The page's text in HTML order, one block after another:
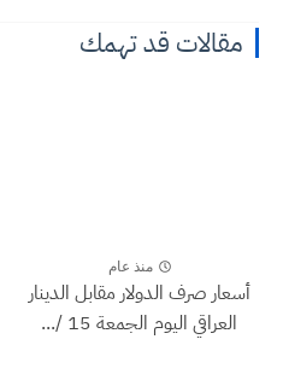
مقالات قد تهمك
منذ عام
أسعار صرف الدولار مقابل الدينار
العراقي اليوم الجمعة 15 /...